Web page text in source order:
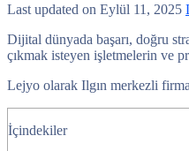
Last updated on Eylül 11, 2025
Dijital dünyada başarı, doğru
çıkmak isteyen işletmelerin ve
Lejyo olarak Ilgın merkezli
İçindekiler